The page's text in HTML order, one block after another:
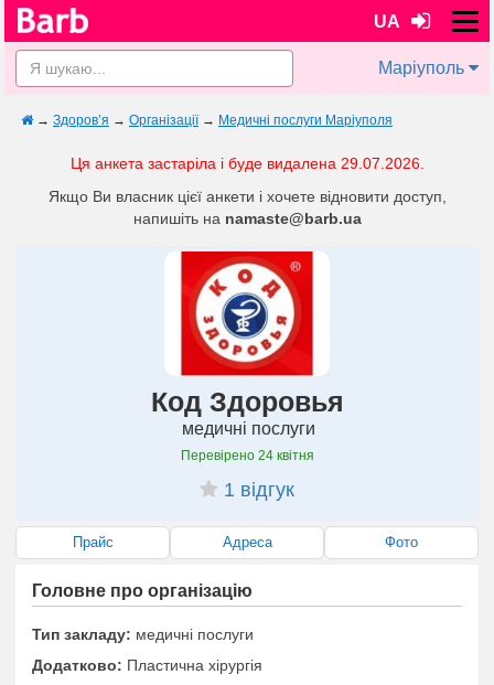
UA
Маріуполь
→ Здоров’я → Організації → Медичні послуги Маріуполя
Ця анкета застаріла і буде видалена 29.07.2026.
Якщо Ви власник цієї анкети і хочете відновити доступ,
напишіть на namaste@barb.ua
Код Здоровья
медичні послуги
Перевірено 24 квітня
1 відгук
Прайс Адреса Фото
Головне про організацію
Тип закладу: медичні послуги
Додатково: Пластична хірургія